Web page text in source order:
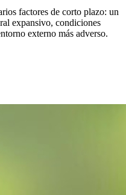
factores de corto plazo: un
expansivo, condiciones
externo más adverso.